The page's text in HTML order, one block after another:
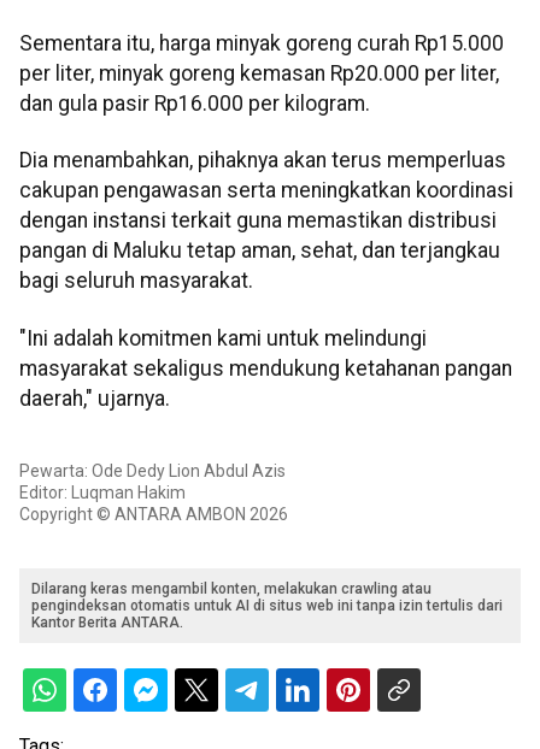
Sementara itu, harga minyak goreng curah Rp15.000
per liter, minyak goreng kemasan Rp20.000 per liter,
dan gula pasir Rp16.000 per kilogram.
Dia menambahkan, pihaknya akan terus memperluas
cakupan pengawasan serta meningkatkan koordinasi
dengan instansi terkait guna memastikan distribusi
pangan di Maluku tetap aman, sehat, dan terjangkau
bagi seluruh masyarakat.
"Ini adalah komitmen kami untuk melindungi
masyarakat sekaligus mendukung ketahanan pangan
daerah," ujarnya.
Pewarta: Ode Dedy Lion Abdul Azis
Editor: Luqman Hakim
Copyright © ANTARA AMBON 2026
Dilarang keras mengambil konten, melakukan crawling atau
pengindeksan otomatis untuk AI di situs web ini tanpa izin tertulis dari
Kantor Berita ANTARA.